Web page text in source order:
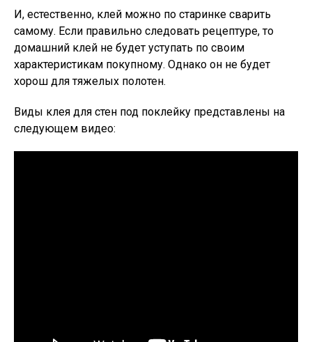
И, естественно, клей можно по старинке сварить
самому. Если правильно следовать рецептуре, то
домашний клей не будет уступать по своим
характеристикам покупному. Однако он не будет
хорош для тяжелых полотен.
Виды клея для стен под поклейку представлены на
следующем видео: